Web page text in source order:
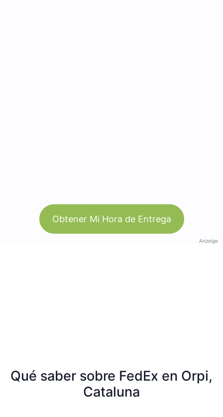
Obtener Mi Hora de Entrega
Anzeige
Qué saber sobre FedEx en Orpi,
Cataluna